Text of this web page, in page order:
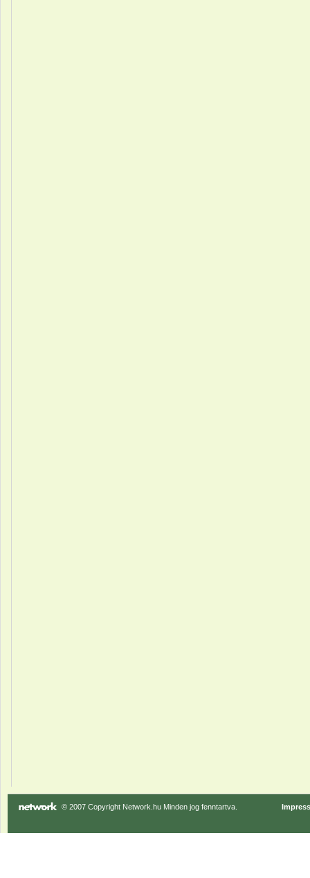
© 2007 Copyright Network.hu Minden jog fenntartva.